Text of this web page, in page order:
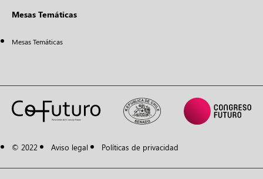
Mesas Temáticas
Mesas Temáticas
© 2022 Aviso legal Políticas de privacidad